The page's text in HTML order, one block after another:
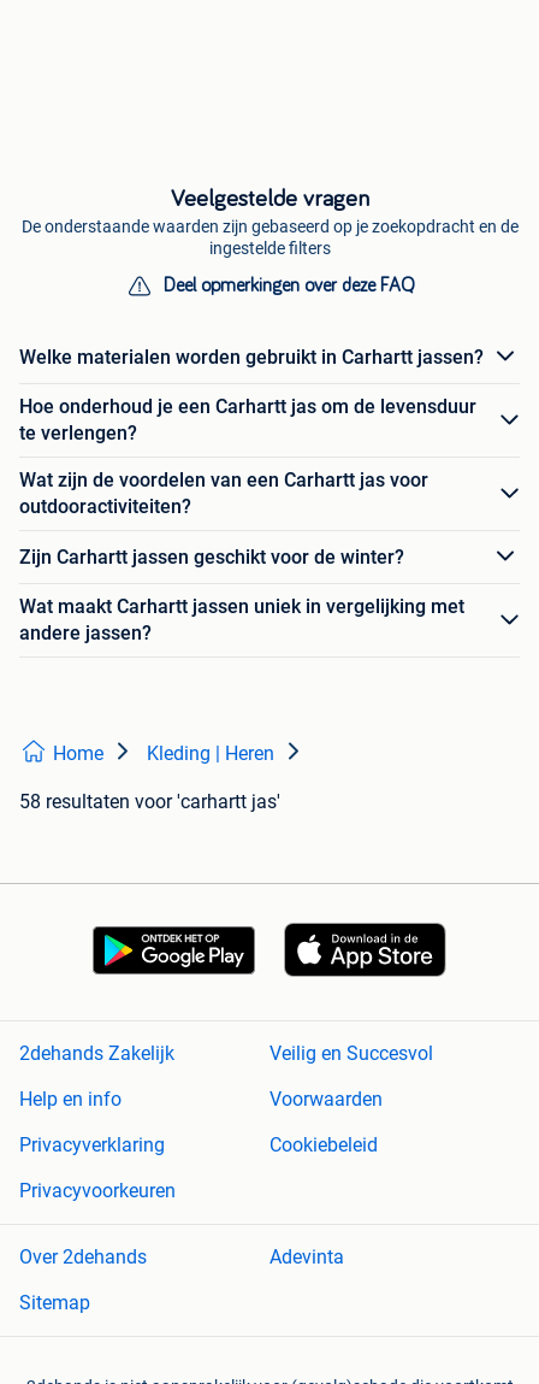
Veelgestelde vragen
De onderstaande waarden zijn gebaseerd op je zoekopdracht en de
ingestelde filters
Deel opmerkingen over deze FAQ
Welke materialen worden gebruikt in Carhartt jassen?
Hoe onderhoud je een Carhartt jas om de levensduur
te verlengen?
Wat zijn de voordelen van een Carhartt jas voor
outdooractiviteiten?
Zijn Carhartt jassen geschikt voor de winter?
Wat maakt Carhartt jassen uniek in vergelijking met
andere jassen?
Home Kleding | Heren
58 resultaten voor 'carhartt jas'
2dehands Zakelijk
Veilig en Succesvol
Help en info
Voorwaarden
Privacyverklaring
Cookiebeleid
Privacyvoorkeuren
Over 2dehands
Adevinta
Sitemap